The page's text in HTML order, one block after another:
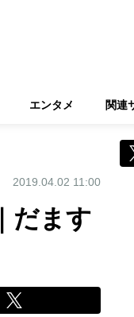
エンタメ 関連
2019.04.02 11:00
だます